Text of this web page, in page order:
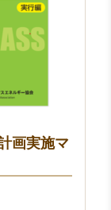
画実施マ